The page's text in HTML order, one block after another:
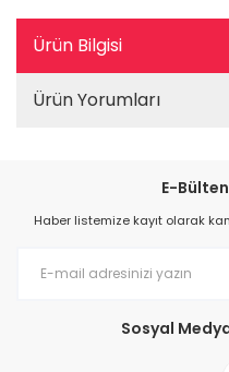
Ürün Bilgisi
Ürün Yorumları
E-
Haber listemize kayıt olarak
Sosyal